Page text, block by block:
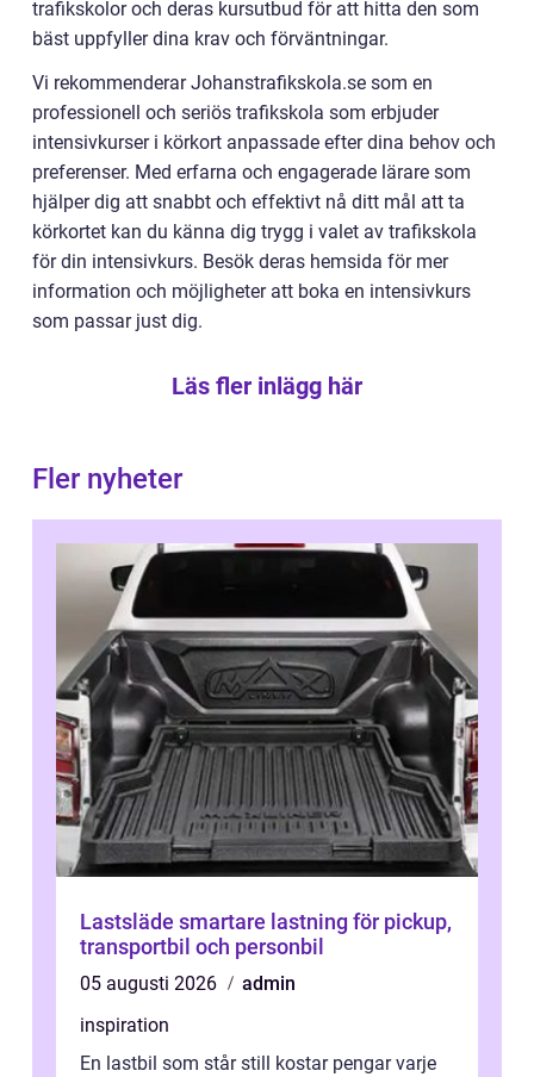
trafikskolor och deras kursutbud för att hitta den som
bäst uppfyller dina krav och förväntningar.
Vi rekommenderar Johanstrafikskola.se som en
professionell och seriös trafikskola som erbjuder
intensivkurser i körkort anpassade efter dina behov och
preferenser. Med erfarna och engagerade lärare som
hjälper dig att snabbt och effektivt nå ditt mål att ta
körkortet kan du känna dig trygg i valet av trafikskola
för din intensivkurs. Besök deras hemsida för mer
information och möjligheter att boka en intensivkurs
som passar just dig.
Läs fler inlägg här
Fler nyheter
Lastsläde smartare lastning för pickup,
transportbil och personbil
05 augusti 2026
admin
inspiration
En lastbil som står still kostar pengar varje